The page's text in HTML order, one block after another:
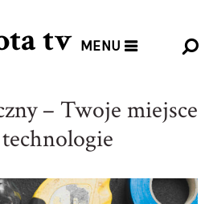
tv MENU
– Twoje miejsce